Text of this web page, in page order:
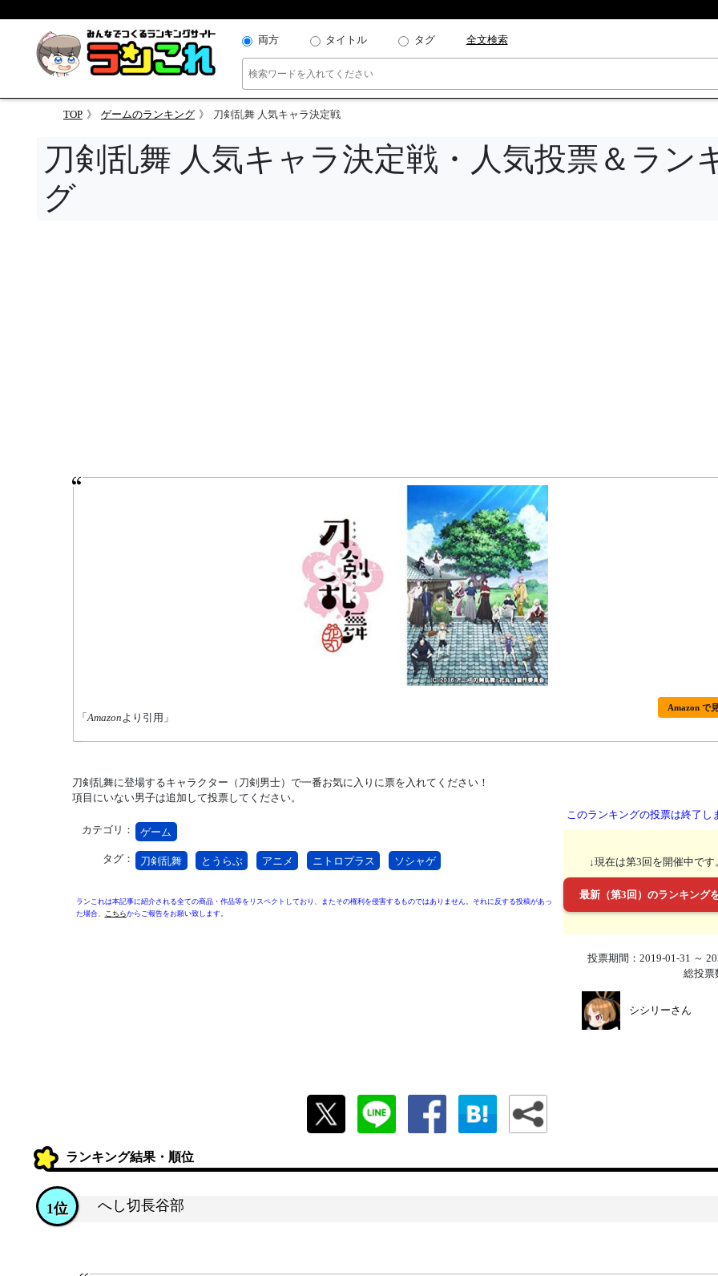
両方 タイトル タグ 全文検索
TOP ゲームのランキング 刀剣乱舞 人気キャラ決定戦
刀剣乱舞 人気キャラ決定戦・人気投票＆ラン
グ
「Amazonより引用」
Amazon で
刀剣乱舞に登場するキャラクター（刀剣男士）で一番お気に入りに票を入れてください！
項目にいない男子は追加して投票してください。
カテゴリ： ゲーム
タグ： 刀剣乱舞 とうらぶ アニメ ニトロプラス ソシャゲ
ランこれは本記事に紹介される全ての商品・作品等をリスペクトしており、またその権利を侵害するものではありません。それに反する投稿があっ
た場合、
こちらからご報告をお願い致します。
このランキングの投票は終了し
↓現在は第3回を開催中です
最新（第3回）のランキング
投票期間：2019-01-31 ～
総投票
シシリーさん
ランキング結果・順位
へし切長谷部
1位